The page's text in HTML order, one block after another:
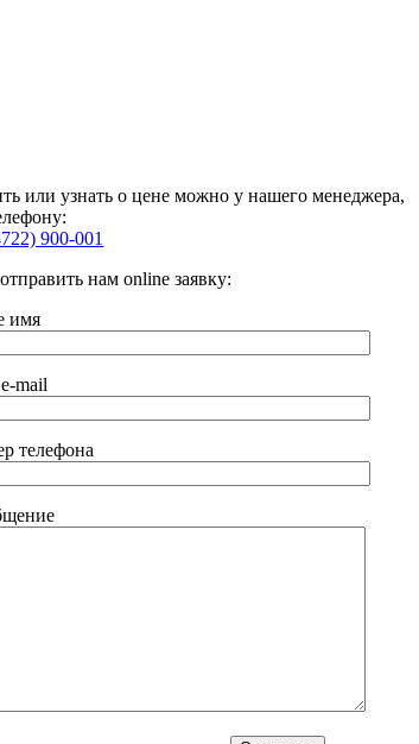
или узнать о цене можно у нашего менеджера,
900-001
нам online заявку:
имя
mail
телефона